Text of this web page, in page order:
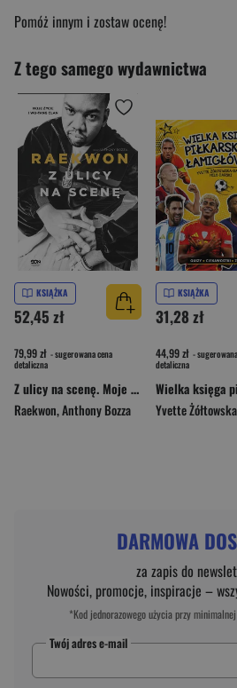
Pomóż innym i zostaw ocenę!
Z tego samego wydawnictwa
KSIĄŻKA
52,45 zł
79,99 zł - sugerowana cena
detaliczna
Z ulicy na scenę. Moje życie i Wu-Tang Clan
Raekwon,Anthony Bozza
KSIĄŻKA
31,28 zł
44,99 zł -
detaliczna
DARMOWA
za zapis do
Nowości, promocje, inspiracje –
*Kod jednorazowego użycia przy
Twój adres e-mail